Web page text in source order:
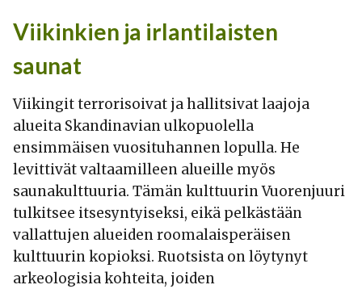
Viikinkien ja irlantilaisten
saunat
Viikingit terrorisoivat ja hallitsivat laajoja
alueita Skandinavian ulkopuolella
ensimmäisen vuosituhannen lopulla. He
levittivät valtaamilleen alueille myös
saunakulttuuria. Tämän kulttuurin Vuorenjuuri
tulkitsee itsesyntyiseksi, eikä pelkästään
vallattujen alueiden roomalaisperäisen
kulttuurin kopioksi. Ruotsista on löytynyt
arkeologisia kohteita, joiden